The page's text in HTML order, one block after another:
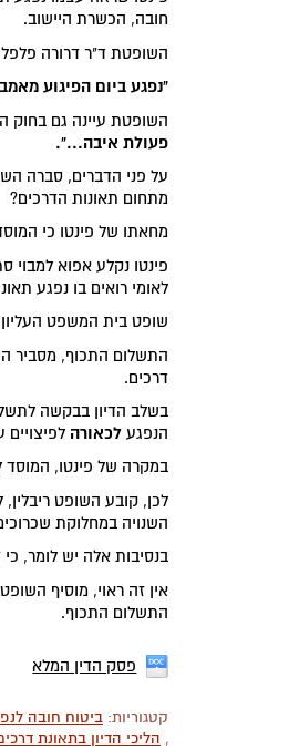
חובה, הכשרת היישוב.
השופטת ד"ר דרורה
"נפגע ביום הפיגוע
השופטת עיינה גם בחוק
פעולת איבה...".
על פני הדברים, סברה
מתחום תאונות הדרכים?
מחאתו של פינטו כי
פינטו נקלע אפוא למבוי
לאומי רואים בו נפגע
שופט בית המשפט
התשלום התכוף, מסביר
דרכים.
בשלב הדיון בבקשה
הנפגע לכאורה לפיצויים
במקרה של פינטו, המוסד
לכן, קובע השופט
השנויה במחלוקת
בנסיבות אלה יש לומר, כי
אין זה ראוי, מוסיף
התשלום התכוף.
פסק הדין המלא
קטגוריות: ביטוח חובה
, הליכי הדיון בתאונת